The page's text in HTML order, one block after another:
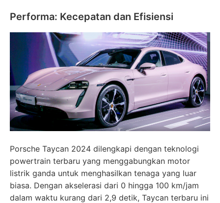
Performa: Kecepatan dan Efisiensi
Porsche Taycan 2024 dilengkapi dengan teknologi
powertrain terbaru yang menggabungkan motor
listrik ganda untuk menghasilkan tenaga yang luar
biasa. Dengan akselerasi dari 0 hingga 100 km/jam
dalam waktu kurang dari 2,9 detik, Taycan terbaru ini